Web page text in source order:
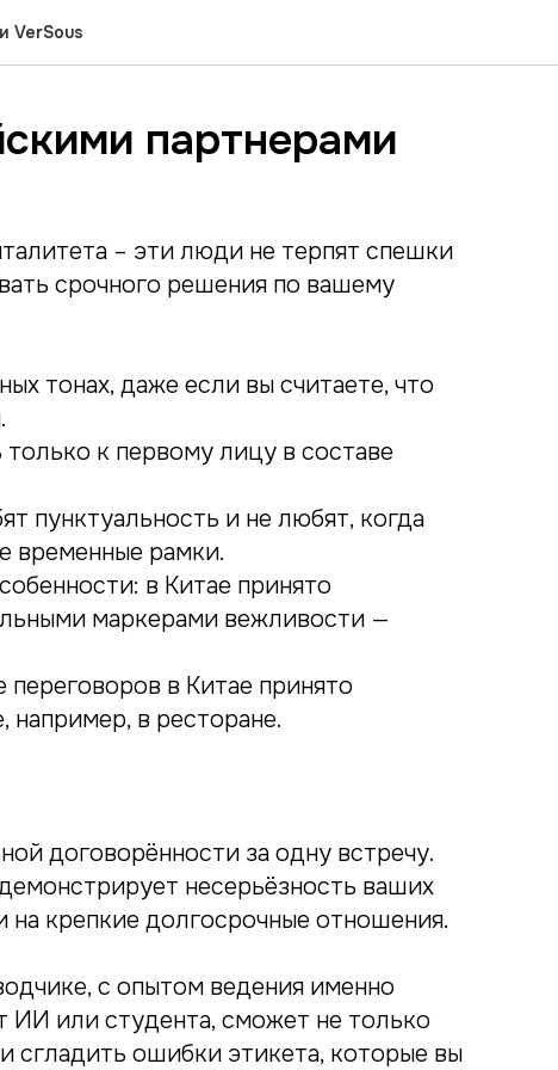
VerSous
партнерами
– эти люди не терпят спешки
срочного решения по вашему
тонах, даже если вы считаете, что
к первому лицу в составе
пунктуальность и не любят, когда
временные рамки.
в Китае принято
маркерами вежливости —
в Китае принято
в ресторане.
договорённости за одну встречу.
несерьёзность ваших
на крепкие долгосрочные отношения.
с опытом ведения именно
ИИ или студента, сможет не только
сгладить ошибки этикета, которые вы